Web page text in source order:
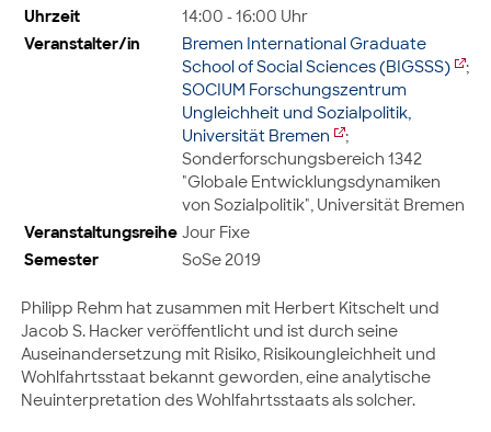
Uhrzeit
14:00 - 16:00 Uhr
Veranstalter/in
Bremen International Graduate
School of Social Sciences (BIGSSS)
;
SOCIUM Forschungszentrum
Ungleichheit und Sozialpolitik,
Universität Bremen
;
Sonderforschungsbereich 1342
"Globale Entwicklungsdynamiken
von Sozialpolitik", Universität Bremen
Veranstaltungsreihe Jour Fixe
Semester
SoSe 2019
Philipp Rehm hat zusammen mit Herbert Kitschelt und
Jacob S. Hacker veröffentlicht und ist durch seine
Auseinandersetzung mit Risiko, Risikoungleichheit und
Wohlfahrtsstaat bekannt geworden, eine analytische
Neuinterpretation des Wohlfahrtsstaats als solcher.